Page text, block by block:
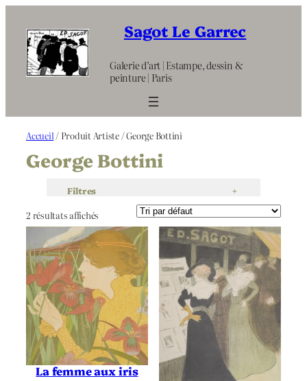
contenu
Sagot Le Garrec
Galerie d’art | Estampe, dessin &
peinture | Paris
Accueil / Produit Artiste / George Bottini
George Bottini
Filtres +
2 résultats affichés
La femme aux iris